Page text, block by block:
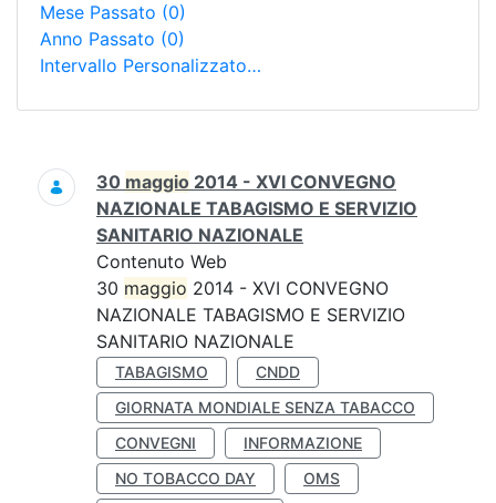
Mese Passato (0)
Anno Passato (0)
Intervallo Personalizzato…
Ricerca
30 maggio 2014 - XVI CONVEGNO
NAZIONALE TABAGISMO E SERVIZIO
SANITARIO NAZIONALE
Contenuto Web
30 maggio 2014 - XVI CONVEGNO
NAZIONALE TABAGISMO E SERVIZIO
SANITARIO NAZIONALE
TABAGISMO
CNDD
GIORNATA MONDIALE SENZA TABACCO
CONVEGNI
INFORMAZIONE
NO TOBACCO DAY
OMS